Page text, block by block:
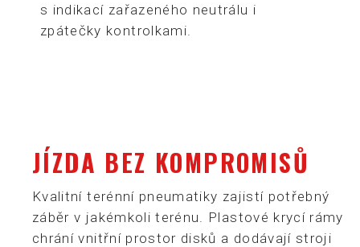
s indikací zařazeného neutrálu i
zpátečky kontrolkami.
JÍZDA BEZ KOMPROMISŮ
Kvalitní terénní pneumatiky zajistí potřebný
záběr v jakémkoli terénu. Plastové krycí rámy
chrání vnitřní prostor disků a dodávají stroji